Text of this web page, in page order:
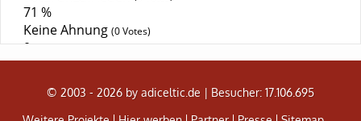
© 2003 - 2026 by adiceltic.de | Besucher: 17.106.695